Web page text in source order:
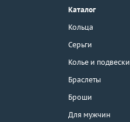
г. Москва, Тихвинский пер., д. 7,
3D-тур по шоуруму
Каталог
Кольца
Серьги
Колье и подвески
Браслеты
Броши
Для мужчин